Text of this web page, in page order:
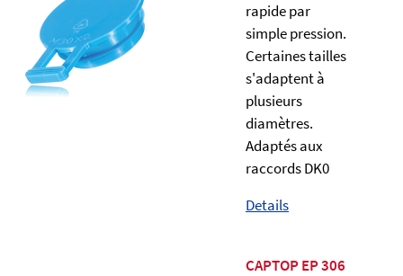
rapide par
simple pression.
Certaines tailles
s'adaptent à
plusieurs
diamètres.
Adaptés aux
raccords DK0
Details
CAPTOP EP 306